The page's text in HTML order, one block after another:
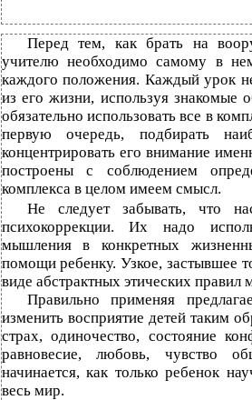
Перед тем, как брать на
учителю необходимо самому в нем
каждого положения. Каждый урок
из его жизни, используя знакомые
обязательно использовать все в
первую очередь, подбирать
концентрировать его внимание
построены с соблюдением
комплекса в целом имеем смысл.
Не следует забывать, что
психокоррекции. Их надо
мышления в конкретных
помощи ребенку. Узкое, застывшее
виде абстрактных этических правил
Правильно применяя
изменить восприятие детей таким
страх, одиночество, состояние
равновесие, любовь, чувство
начинается, как только ребенок
весь мир.